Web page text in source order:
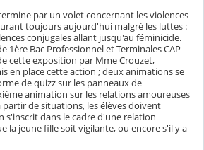
par un volet concernant les violences
toujours aujourd'hui malgré les luttes :
conjugales allant jusqu'au féminicide.
1ère Bac Professionnel et Terminales CAP
cette exposition par Mme Crouzet,
en place cette action ; deux animations se
de quizz sur les panneaux de
animation sur les relations amoureuses
partir de situations, les élèves doivent
s'inscrit dans le cadre d'une relation
la jeune fille soit vigilante, ou encore s'il y a